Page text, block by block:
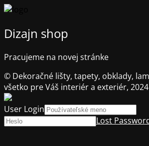
Dizajn shop
Pracujeme na novej stránke
© Dekoračné lišty, tapety, obklady,
všetko pre Váš interiér a exteriér, 2024
User Login
Lost